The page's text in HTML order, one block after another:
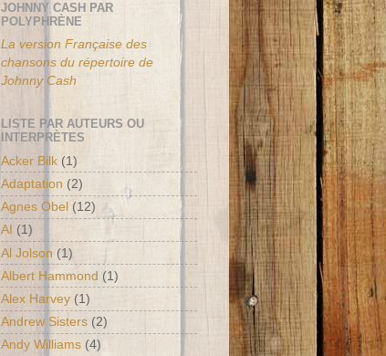
JOHNNY CASH PAR
POLYPHRÈNE
La version Française des
chansons du répertoire de
Johnny Cash
LISTE PAR AUTEURS OU
INTERPRÈTES
Acker Bilk (1)
Adaptation (2)
Agnes Obel (12)
AI (1)
Al Jolson (1)
Albert Hammond (1)
Alex Harvey (1)
Andrew Sisters (2)
Andy Williams (4)